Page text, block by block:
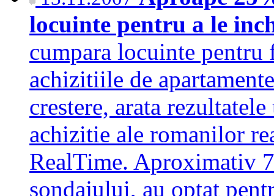
locuinte pentru a le
cumpara locuinte pentru
achizitiile de
crestere, arata
achizitie ale romanilor
RealTime. Aproximativ
sondajului, au optat